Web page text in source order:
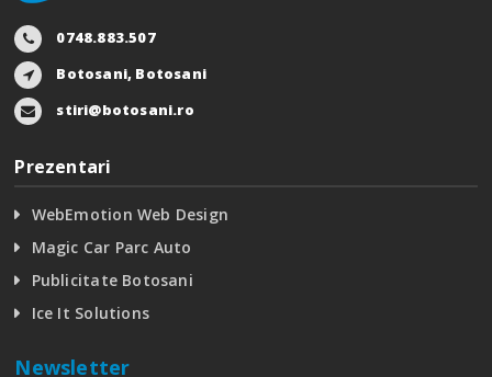
0748.883.507
Botosani, Botosani
stiri@botosani.ro
Prezentari
WebEmotion Web Design
Magic Car Parc Auto
Publicitate Botosani
Ice It Solutions
Newsletter